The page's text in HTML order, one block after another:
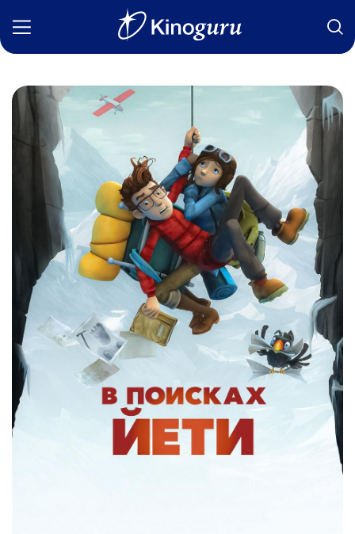
Фильмы
Статьи
Сериалы
Новости
Подборки
Рецензии
О нас
Авторы